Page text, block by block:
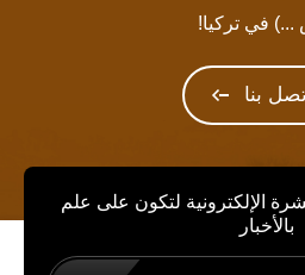
...) في تركيا!
بنا
الإلكترونية لتكون على علم
بالأخبار